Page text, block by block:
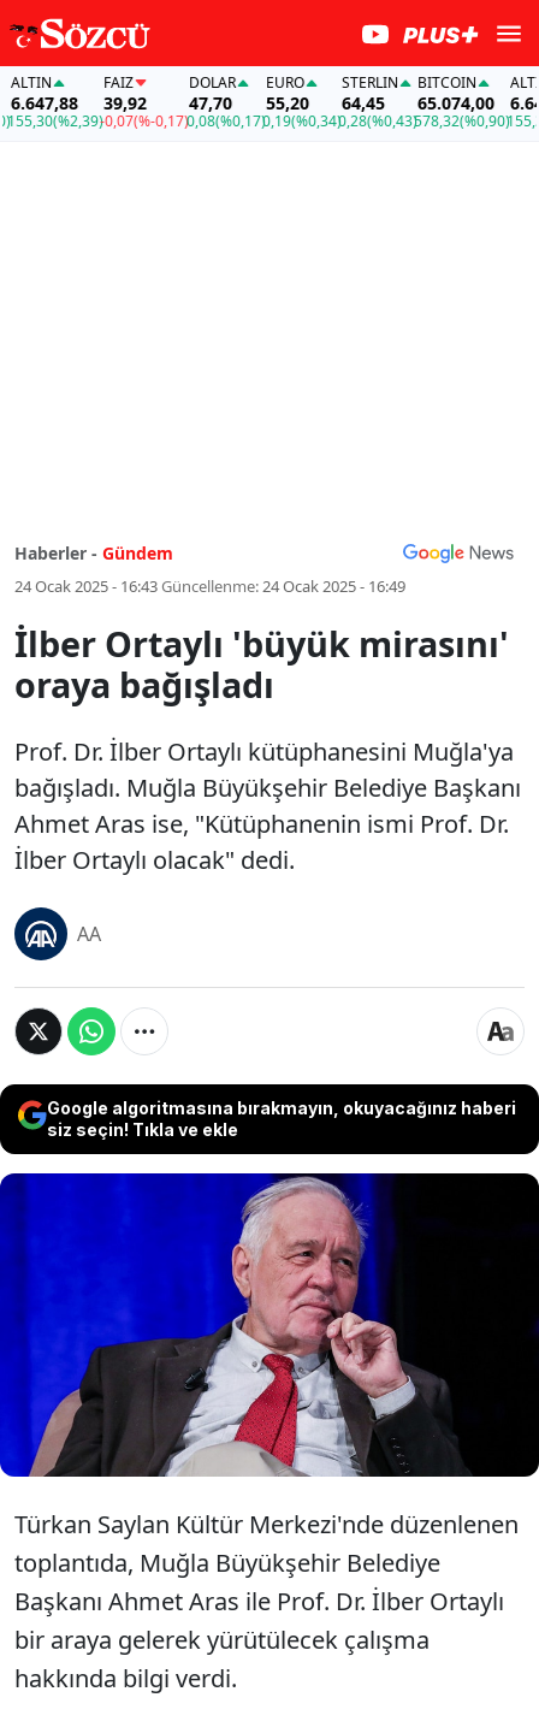
(%2,39)
FAİZ
39,92
-0,07(%-0,17)
DOLAR
47,70
0,08(%0,17)
EURO
55,20
0,19(%0,34)
STERLIN
64,45
0,28(%0,43)
BITCOIN
65.074,00
578,32(%0,90)
ALTIN
155,30
Haberler - Gündem
24 Ocak 2025 - 16:43Güncellenme:24 Ocak 2025 - 16:49
İlber Ortaylı 'büyük mirasını'
oraya bağışladı
Prof. Dr. İlber Ortaylı kütüphanesini Muğla'ya
bağışladı. Muğla Büyükşehir Belediye Başkanı
Ahmet Aras ise, "Kütüphanenin ismi Prof. Dr.
İlber Ortaylı olacak" dedi.
AA
Google algoritmasına bırakmayın, okuyacağınız haberi
siz seçin! Tıkla ve ekle
Prof. Dr. İlber Ortaylı kütüphanesini
Muğla'ya bağışladı. Muğla Büyükşehir
Belediye Başkanı Ahmet Aras ise,
"Kütüphanenin ismi Prof. Dr. İlber Ortaylı
olacak" dedi.
Türkan Saylan Kültür Merkezi'nde düzenlenen
toplantıda, Muğla Büyükşehir Belediye
Başkanı Ahmet Aras ile Prof. Dr. İlber Ortaylı
bir araya gelerek yürütülecek çalışma
hakkında bilgi verdi.